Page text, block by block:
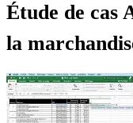
Étude de cas
la